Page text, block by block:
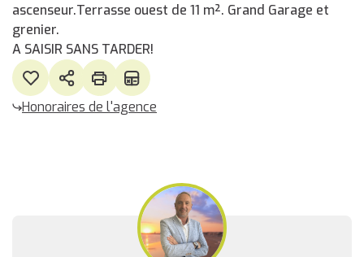
ascenseur.Terrasse ouest de 11 m². Grand Garage et
grenier.
A SAISIR SANS TARDER!
Honoraires de l'agence